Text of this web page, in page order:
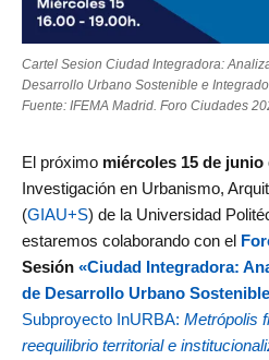
Universidad
de
Madrid
(UPM)
Cartel Sesion Ciudad Integradora:
Desarrollo Urbano Sostenible e Integrado.
Fuente: IFEMA Madrid. Foro Ciudades
El próximo miércoles 15 de junio
Investigación en Urbanismo,
(GIAU+S) de la Universidad
estaremos colaborando con el
Sesión «Ciudad Integradora:
de Desarrollo Urbano
Subproyecto InURBA: Metrópolis
reequilibrio territorial e